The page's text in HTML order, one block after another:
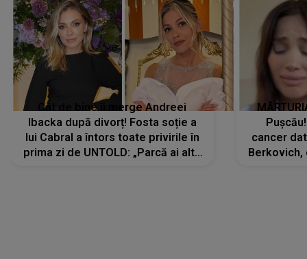
Cât de bine îi merge Andreei
Ibacka după divorț! Fosta soție a
lui Cabral a întors toate privirile în
prima zi de UNTOLD: „Parcă ai altă
cancer
Berkovich,